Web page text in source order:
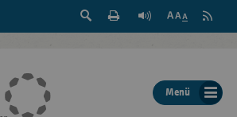
Suche
der
Seite
Feed
Menü